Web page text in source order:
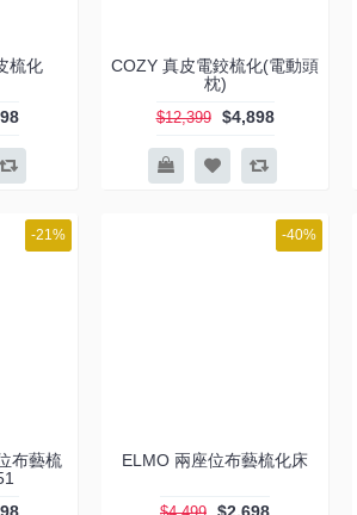
梳化
COZY 真皮電鉸梳化(電動頭
枕)
$12,399 $4,898
-21%
布藝梳
-40%
ELMO 兩座位布藝梳化床